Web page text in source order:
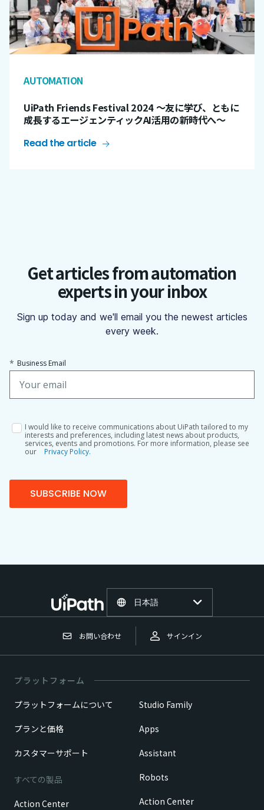
AUTOMATION
UiPath Friends Festival 2024 ～友に学び、ともに
成長するエージェンティックAI活用の新時代へ～
Read the article
Get articles from automation
experts in your inbox
Sign up today and we'll email you the newest articles
every week.
* Business Email
I would like to receive communications about UiPath tailored to my
interests and preferences, including latest news about products,
services, events and promotions. For more information, please see
our
Privacy Policy.
SUBSCRIBE NOW
お問い合わせ サインイン
日本語
プラットフォーム
プラットフォームについて
プランと価格
カスタマーサポート
すべての製品
Action Center
Studio Family
Apps
Assistant
Robots
Action Center